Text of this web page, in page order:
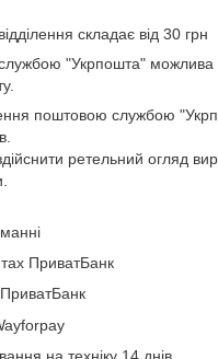
складає від 30 грн
"Укрпошта" можлива
поштовою службою
ретельний огляд
ПриватБанк